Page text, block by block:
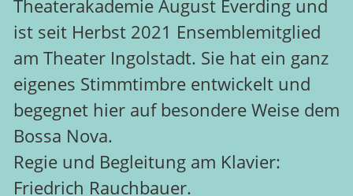
Theaterakademie August Everding und
ist seit Herbst 2021 Ensemblemitglied
am Theater Ingolstadt. Sie hat ein ganz
eigenes Stimmtimbre entwickelt und
begegnet hier auf besondere Weise dem
Bossa Nova.
Regie und Begleitung am Klavier:
Friedrich Rauchbauer.